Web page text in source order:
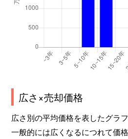
広さ×売却価格
広さ別の平均価格を表したグラフ
一般的には広くなるにつれて価